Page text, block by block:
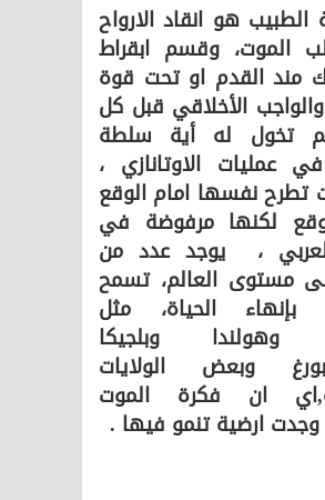
هو انقاد الارواح
الموت، وقسم ابقراط
مند القدم او تحت قوة
والواجب الأخلاقي قبل كل
لم تخول له أية سلطة
عمليات الاوتانازي ،
تطرح نفسها امام الوقع
لكنها مرفوضة في
، يوجد عدد من
مستوى العالم، تسمح
بإنهاء الحياة، مثل
وهولندا وبلجيكا
وبعض الولايات
ان فكرة الموت
ارضية تنمو فيها .